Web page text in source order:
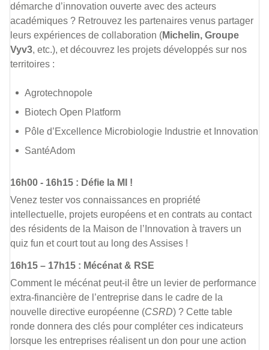
démarche d’innovation ouverte avec des acteurs
académiques ? Retrouvez les partenaires venus partager
leurs expériences de collaboration (Michelin, Groupe
Vyv3, etc.), et découvrez les projets développés sur nos
territoires :
Agrotechnopole
Biotech Open Platform
Pôle d’Excellence Microbiologie Industrie et Innovation
SantéAdom
16h00 - 16h15 : Défie la MI !
Venez tester vos connaissances en propriété
intellectuelle, projets européens et en contrats au contact
des résidents de la Maison de l’Innovation à travers un
quiz fun et court tout au long des Assises !
16h15 – 17h15 : Mécénat & RSE
Comment le mécénat peut-il être un levier de performance
extra-financière de l’entreprise dans le cadre de la
nouvelle directive européenne (CSRD) ? Cette table
ronde donnera des clés pour compléter ces indicateurs
lorsque les entreprises réalisent un don pour une action